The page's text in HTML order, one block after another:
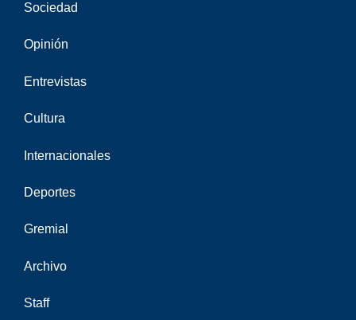
Sociedad
Opinión
Entrevistas
Cultura
Internacionales
Deportes
Gremial
Archivo
Staff